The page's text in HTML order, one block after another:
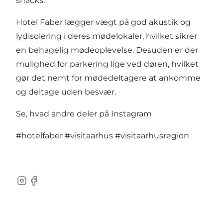
Hotel Faber lægger vægt på god akustik og
lydisolering i deres mødelokaler, hvilket sikrer
en behagelig mødeoplevelse. Desuden er der
mulighed for parkering lige ved døren, hvilket
gør det nemt for mødedeltagere at ankomme
og deltage uden besvær.
Se, hvad andre deler på Instagram
#hotelfaber #visitaarhus #visitaarhusregion
Instagram
Facebook